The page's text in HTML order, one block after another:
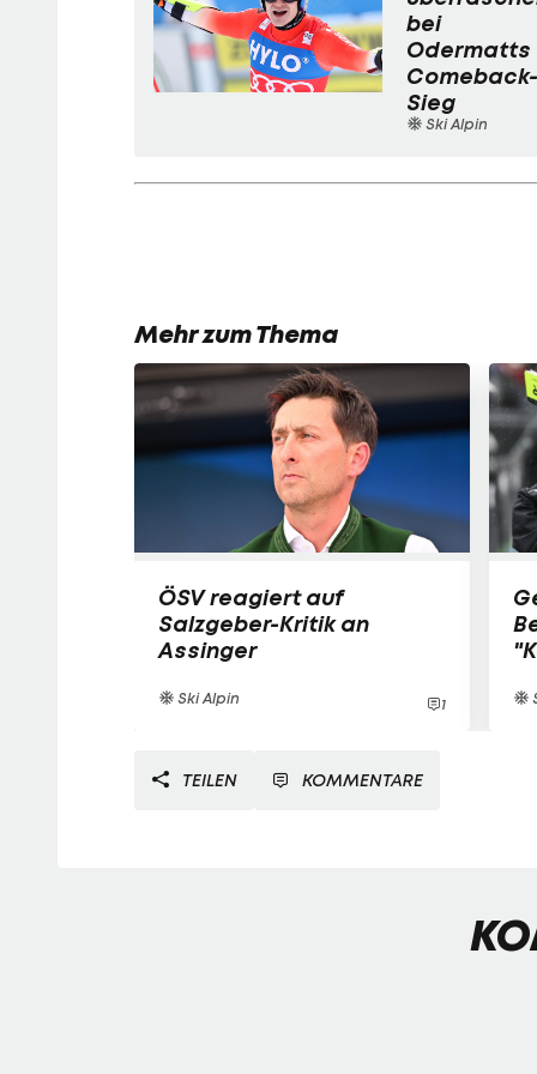
bei
Odermatts
Comeback-
Sieg
Ski Alpin
Mehr zum Thema
ÖSV reagiert auf
Salzgeber-Kritik an
Assinger
Ski Alpin 1
TEILEN KOMMENTARE